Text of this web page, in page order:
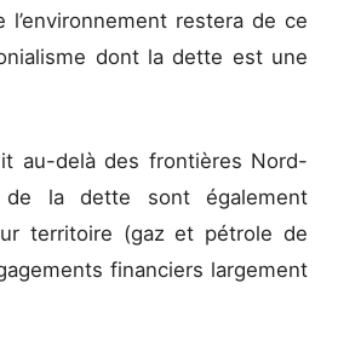
restera de ce
dont la dette est une
au-delà des frontières Nord-
de la dette sont également
territoire (gaz et pétrole de
financiers largement